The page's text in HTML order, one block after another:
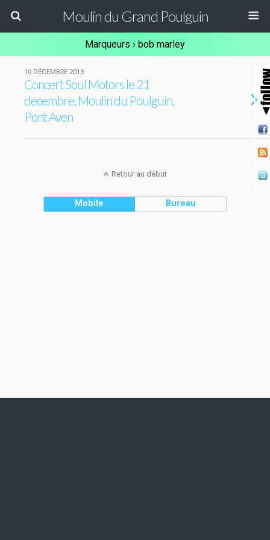
Moulin du Grand Poulguin
Marqueurs › bob marley
10 DÉCEMBRE 2013
Concert Soul Motors le 21
decembre, Moulin du Poulguin,
Pont Aven
Retour au début
Mobile Bureau